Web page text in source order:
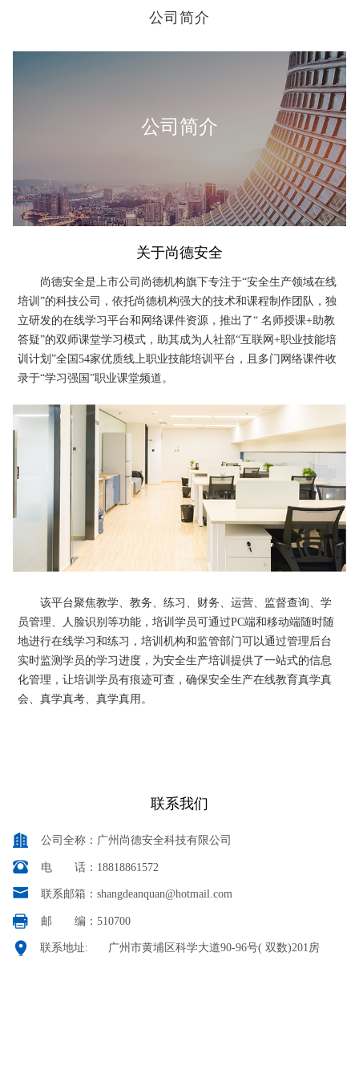
公司简介
公司简介
关于尚德安全
尚德安全是上市公司尚德机构旗下专注于“安全生产领域在线
培训”的科技公司，依托尚德机构强大的技术和课程制作团队，独
立研发的在线学习平台和网络课件资源，推出了“ 名师授课+助教
答疑”的双师课堂学习模式，助其成为人社部“互联网+职业技能培
训计划”全国54家优质线上职业技能培训平台，且多门网络课件收
录于“学习强国”职业课堂频道。
该平台聚焦教学、教务、练习、财务、运营、监督查询、学
员管理、人脸识别等功能，培训学员可通过PC端和移动端随时随
地进行在线学习和练习，培训机构和监管部门可以通过管理后台
实时监测学员的学习进度，为安全生产培训提供了一站式的信息
化管理，让培训学员有痕迹可查，确保安全生产在线教育真学真
会、真学真考、真学真用。
联系我们
公司全称：广州尚德安全科技有限公司
电 话：18818861572
联系邮箱：shangdeanquan@hotmail.com
邮 编：510700
联系地址: 广州市黄埔区科学大道90-96号( 双数)201房